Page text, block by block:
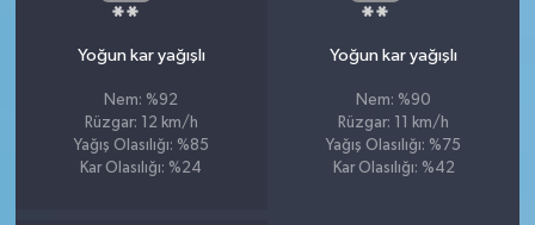
Yoğun kar yağışlı
Nem: %92
Rüzgar: 12 km/h
Yağış Olasılığı: %85
Kar Olasılığı: %24
Yoğun kar yağışlı
Nem: %90
Rüzgar: 11 km/h
Yağış Olasılığı: %75
Kar Olasılığı: %42